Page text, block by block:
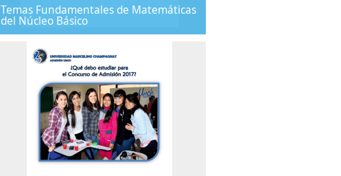
Temas Fundamentales de Matemáticas
del Núcleo Básico